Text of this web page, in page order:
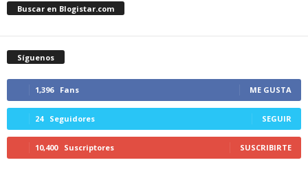
Buscar en Blogistar.com
Síguenos
1,396 Fans ME GUSTA
24 Seguidores SEGUIR
10,400 Suscriptores SUSCRIBIRTE